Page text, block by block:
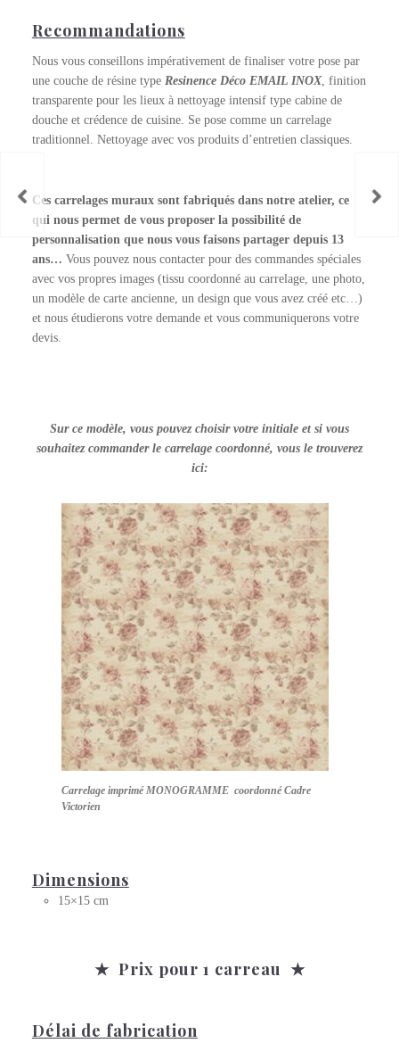
Recommandations
Nous vous conseillons impérativement de finaliser votre pose par
une couche de résine type Resinence Déco EMAIL INOX, finition
transparente pour les lieux à nettoyage intensif type cabine de
douche et crédence de cuisine. Se pose comme un carrelage
traditionnel. Nettoyage avec vos produits d’entretien classiques.
Ces carrelages muraux sont fabriqués dans notre atelier, ce
qui nous permet de vous proposer la possibilité de
personnalisation que nous vous faisons partager depuis 13
ans… Vous pouvez nous contacter pour des commandes spéciales
avec vos propres images (tissu coordonné au carrelage, une photo,
un modèle de carte ancienne, un design que vous avez créé etc…)
et nous étudierons votre demande et vous communiquerons votre
devis.
Sur ce modèle, vous pouvez choisir votre initiale et si vous
souhaitez commander le carrelage coordonné, vous le trouverez
ici:
Carrelage imprimé MONOGRAMME coordonné Cadre
Victorien
Dimensions
15×15 cm
★ Prix pour 1 carreau ★
Délai de fabrication